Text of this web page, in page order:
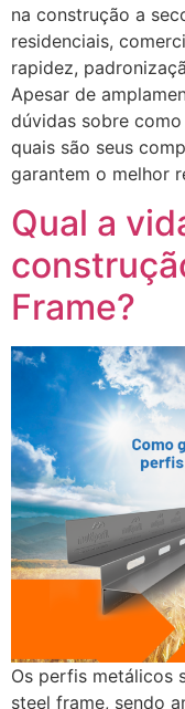
na construção a
residenciais,
rapidez,
Apesar de
dúvidas sobre
quais são seus
garantem o melhor
Qual a
Frame?
Os perfis metálicos
steel frame, sendo